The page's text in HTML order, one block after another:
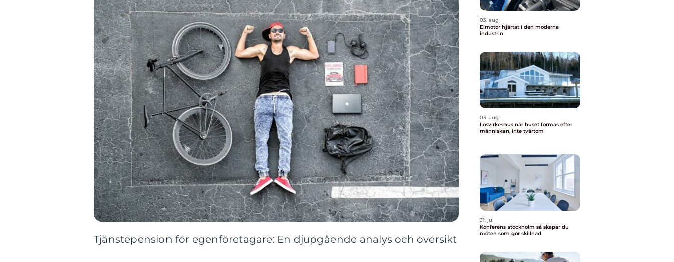
Tjänstepension för egenföretagare: En djupgående analys och översikt
03. aug
Elmotor hjärtat i den moderna
industrin
03. aug
Lösvirkeshus när huset formas efter
människan, inte tvärtom
31. jul
Konferens stockholm så skapar du
möten som gör skillnad